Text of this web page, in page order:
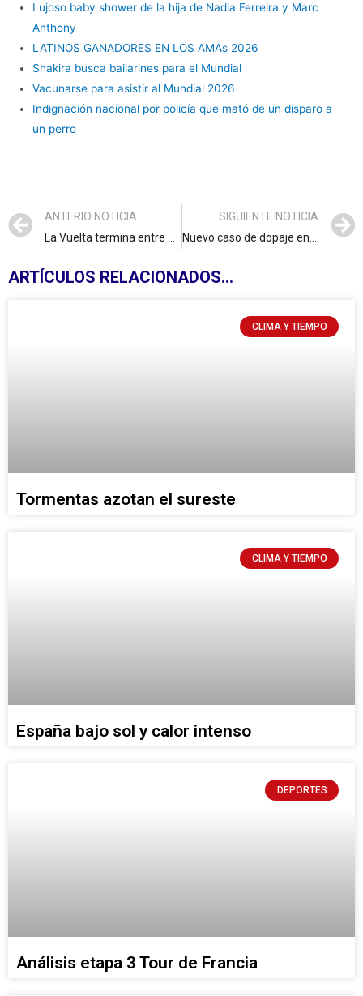
Lujoso baby shower de la hija de Nadia Ferreira y Marc
Anthony
LATINOS GANADORES EN LOS AMAs 2026
Shakira busca bailarines para el Mundial
Vacunarse para asistir al Mundial 2026
Indignación nacional por policía que mató de un disparo a
un perro
ANTERIO NOTICIA
SIGUIENTE NOTICIA
ARTÍCULOS RELACIONADOS...
CLIMA Y TIEMPO
Tormentas azotan el sureste
CLIMA Y TIEMPO
España bajo sol y calor intenso
DEPORTES
Análisis etapa 3 Tour de Francia